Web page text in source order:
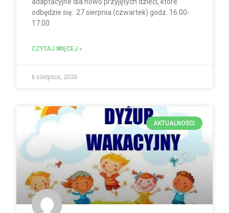
odbędzie się: 27 sierpnia (czwartek) godz. 16.00-
17.00
CZYTAJ WIĘCEJ »
6 sierpnia, 2026
AKTUALNOŚCI